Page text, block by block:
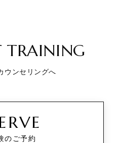
TRAINING
ウンセリングへ
のご予約